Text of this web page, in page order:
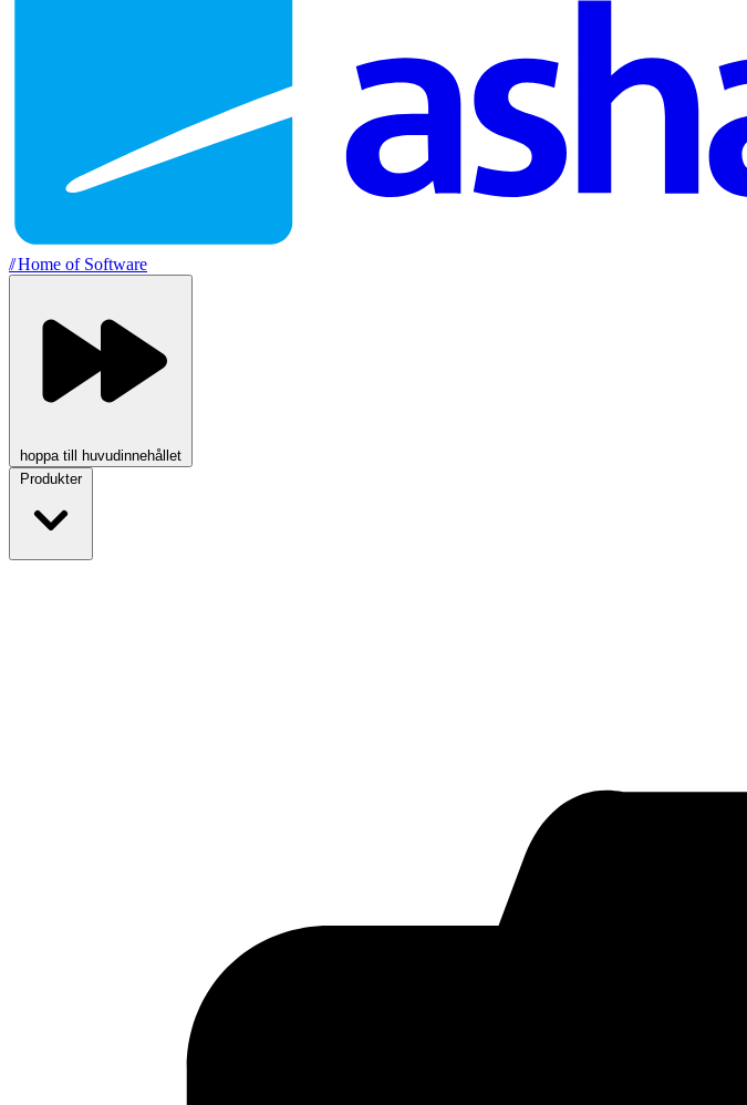
//Home of Software
hoppa till huvudinnehållet
Produkter